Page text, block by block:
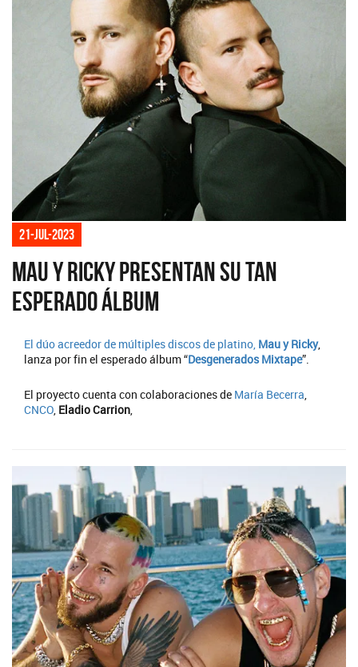
21-jul-2023
Mau y Ricky presentan su tan
esperado álbum
El dúo acreedor de múltiples discos de platino, Mau y Ricky,
lanza por fin el esperado álbum “Desgenerados Mixtape”.
El proyecto cuenta con colaboraciones de María Becerra
CNCO Eladio Carrion